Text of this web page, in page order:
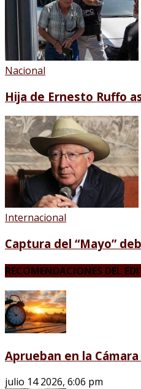
Nacional
Hija de Ernesto Ruffo
Internacional
Captura del “Mayo”
RECOMENDACIONES DEL
Aprueban en la
julio 14 2026, 6:06 pm